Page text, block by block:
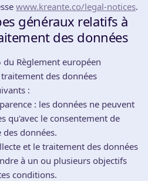
www.kreante.co/legal-notices.
généraux relatifs à
des données
Règlement européen
des données
:
: les données ne peuvent
qu'avec le consentement de
données.
et le traitement des données
à un ou plusieurs objectifs
conditions.